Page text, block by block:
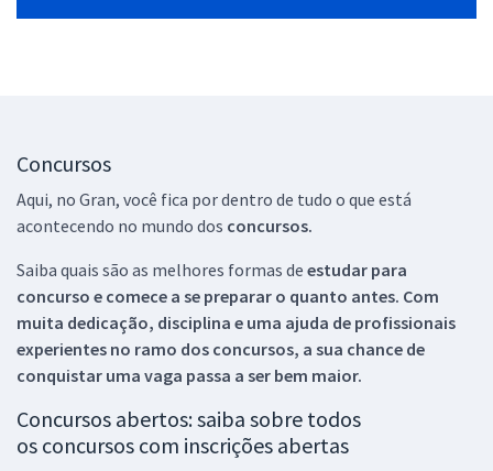
Concursos
Aqui, no Gran, você fica por dentro de tudo o que está
acontecendo no mundo dos concursos.
Saiba quais são as melhores formas de estudar para
concurso e comece a se preparar o quanto antes. Com
muita dedicação, disciplina e uma ajuda de profissionais
experientes no ramo dos concursos, a sua chance de
conquistar uma vaga passa a ser bem maior.
Concursos abertos: saiba sobre todos
os concursos com inscrições abertas